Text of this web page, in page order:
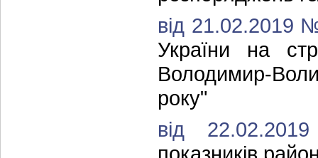
від 21.02.2019
України на
Володимир-
року"
від